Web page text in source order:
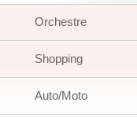
Orchestre
Shopping
Auto/Moto